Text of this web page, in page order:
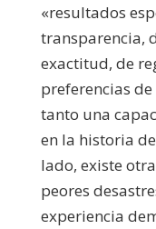
«resultados
transparencia,
exactitud, de
preferencias
tanto una
en la historia
lado, existe
peores
experiencia